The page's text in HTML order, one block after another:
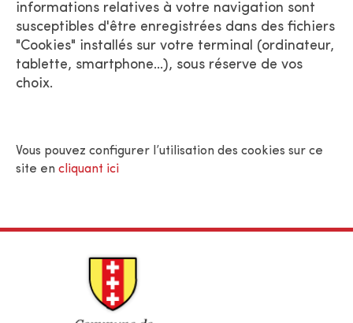
informations relatives à votre navigation sont
susceptibles d'être enregistrées dans des fichiers
"Cookies" installés sur votre terminal (ordinateur,
tablette, smartphone...), sous réserve de vos
choix.
Vous pouvez configurer l’utilisation des cookies sur ce
site en cliquant ici